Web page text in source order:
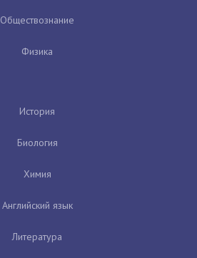
Обществознание
Физика
История
Биология
Химия
Английский язык
Литература